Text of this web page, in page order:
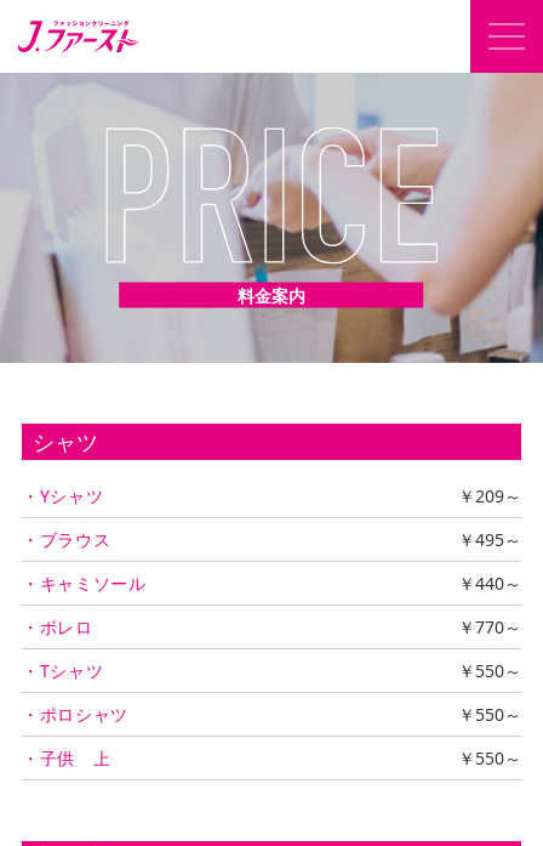
料金案内
シャツ
・Yシャツ
￥209～
・ブラウス
￥495～
・キャミソール
￥440～
・ボレロ
￥770～
・Tシャツ
￥550～
・ポロシャツ
￥550～
・子供 上
￥550～